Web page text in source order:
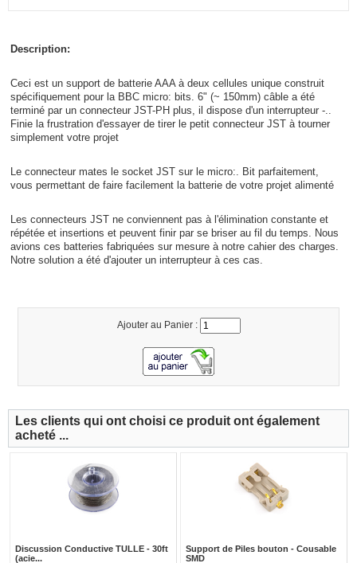
Description:
Ceci est un support de batterie AAA à deux cellules unique construit
spécifiquement pour la BBC micro: bits. 6" (~ 150mm) câble a été
terminé par un connecteur JST-PH plus, il dispose d'un interrupteur -..
Finie la frustration d'essayer de tirer le petit connecteur JST à tourner
simplement votre projet
Le connecteur mates le socket JST sur le micro:. Bit parfaitement,
vous permettant de faire facilement la batterie de votre projet alimenté
Les connecteurs JST ne conviennent pas à l'élimination constante et
répétée et insertions et peuvent finir par se briser au fil du temps. Nous
avions ces batteries fabriquées sur mesure à notre cahier des charges.
Notre solution a été d'ajouter un interrupteur à ces cas.
Ajouter au Panier :
Les clients qui ont choisi ce produit ont également
acheté ...
Discussion Conductive TULLE - 30ft
(acie...
Support de Piles bouton - Cousable
SMD